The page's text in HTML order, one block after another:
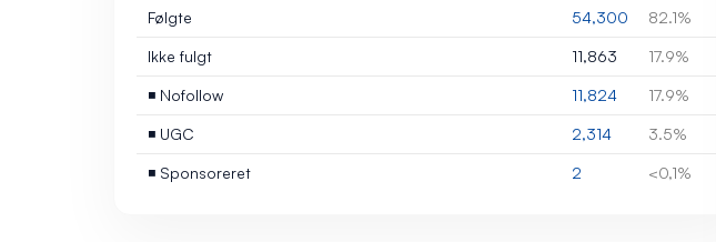
Følgte 54,300 82.1%
Ikke fulgt 11,863 17.9%
◾ Nofollow 11,824 17.9%
◾ UGC 2,314 3.5%
◾ Sponsoreret 2 <0,1%